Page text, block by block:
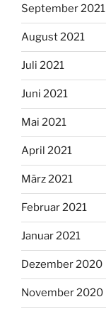
September 2021
August 2021
Juli 2021
Juni 2021
Mai 2021
April 2021
März 2021
Februar 2021
Januar 2021
Dezember 2020
November 2020